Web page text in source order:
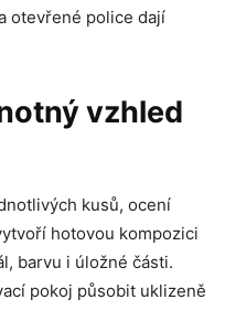
otevřené police dají
vzhled
kusů, ocení
hotovou kompozici
barvu i úložné části.
pokoj působit uklizeně